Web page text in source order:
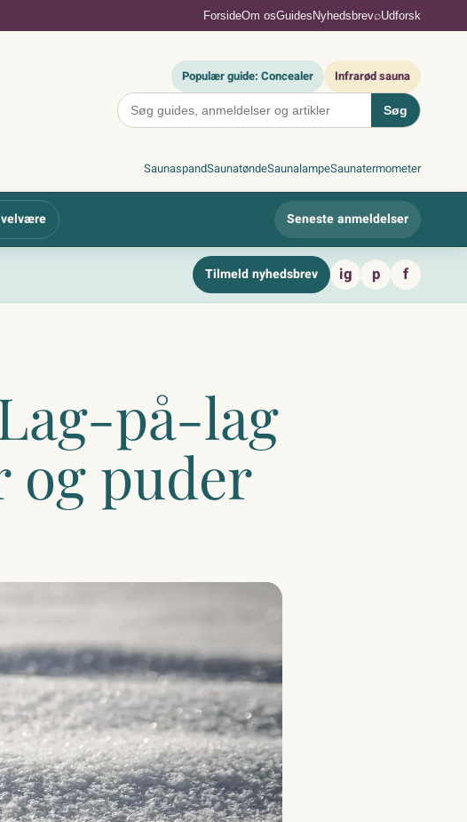
ForsideOm osGuidesNyhedsbrev⌕Udforsk
Populær guide: Concealer Infrarød sauna
Søg
SaunaspandSaunatøndeSaunalampeSaunatermometer
Seneste anmeldelser
Tilmeld nyhedsbrev ig p f
på-lag
og puder